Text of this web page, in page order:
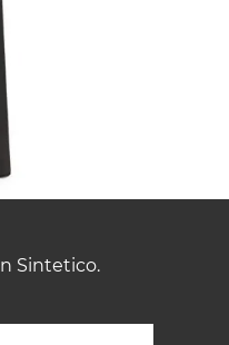
Sintetico.